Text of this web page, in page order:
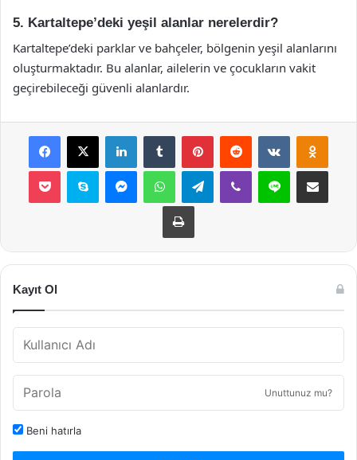
5. Kartaltepe’deki yeşil alanlar nerelerdir?
Kartaltepe’deki parklar ve bahçeler, bölgenin yeşil alanlarını
oluşturmaktadır. Bu alanlar, ailelerin ve çocukların vakit
geçirebileceği güvenli alanlardır.
Facebook
X LinkedInTumblr PinterestReddit VKontakte
Pocket Skype MessengerWhatsAppTelegramViber Line E-Posta ile
Yazdır
Kayıt Ol
Unuttunuz mu?
Beni hatırla